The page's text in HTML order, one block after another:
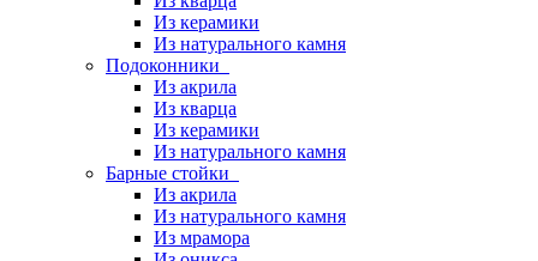
Из керамики
Из натурального камня
Подоконники
Из акрила
Из кварца
Из керамики
Из натурального камня
Барные стойки
Из акрила
Из натурального камня
Из мрамора